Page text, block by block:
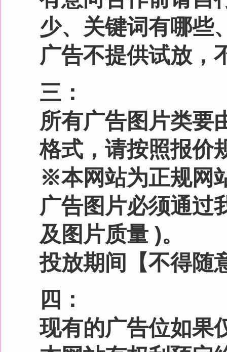
※本网站为正规网站，
广告图片必须通过我们
及图片质量 )。
投放期间【不得随意】
四：
现有的广告位如果仅和
本网站有权利预定给其
五：
联系客服前请认真阅
客服QQ：
聊，如添加后发现并
花铺子 | 免责声明 | 隐私政
Powered by